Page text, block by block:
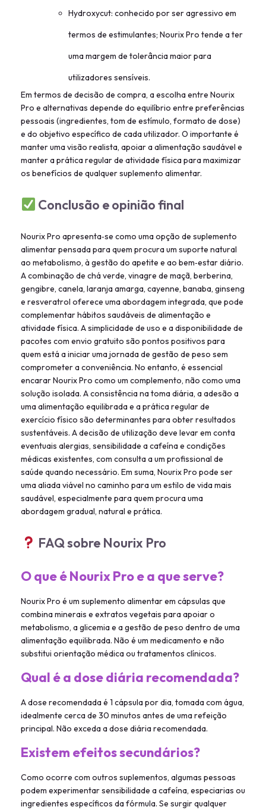
Hydroxycut: conhecido por ser agressivo em
termos de estimulantes; Nourix Pro tende a ter
uma margem de tolerância maior para
utilizadores sensíveis.
Em termos de decisão de compra, a escolha entre Nourix
Pro e alternativas depende do equilíbrio entre preferências
pessoais (ingredientes, tom de estímulo, formato de dose)
e do objetivo específico de cada utilizador. O importante é
manter uma visão realista, apoiar a alimentação saudável e
manter a prática regular de atividade física para maximizar
os benefícios de qualquer suplemento alimentar.
Conclusão e opinião final
Nourix Pro apresenta‑se como uma opção de suplemento
alimentar pensada para quem procura um suporte natural
ao metabolismo, à gestão do apetite e ao bem‑estar diário.
A combinação de chá verde, vinagre de maçã, berberina,
gengibre, canela, laranja amarga, cayenne, banaba, ginseng
e resveratrol oferece uma abordagem integrada, que pode
complementar hábitos saudáveis de alimentação e
atividade física. A simplicidade de uso e a disponibilidade de
pacotes com envio gratuito são pontos positivos para
quem está a iniciar uma jornada de gestão de peso sem
comprometer a conveniência. No entanto, é essencial
encarar Nourix Pro como um complemento, não como uma
solução isolada. A consistência na toma diária, a adesão a
uma alimentação equilibrada e a prática regular de
exercício físico são determinantes para obter resultados
sustentáveis. A decisão de utilização deve levar em conta
eventuais alergias, sensibilidade a cafeína e condições
médicas existentes, com consulta a um profissional de
saúde quando necessário. Em suma, Nourix Pro pode ser
uma aliada viável no caminho para um estilo de vida mais
saudável, especialmente para quem procura uma
abordagem gradual, natural e prática.
FAQ sobre Nourix Pro
O que é Nourix Pro e a que serve?
Nourix Pro é um suplemento alimentar em cápsulas que
combina minerais e extratos vegetais para apoiar o
metabolismo, a glicemia e a gestão de peso dentro de uma
alimentação equilibrada. Não é um medicamento e não
substitui orientação médica ou tratamentos clínicos.
Qual é a dose diária recomendada?
A dose recomendada é 1 cápsula por dia, tomada com água,
idealmente cerca de 30 minutos antes de uma refeição
principal. Não exceda a dose diária recomendada.
Existem efeitos secundários?
Como ocorre com outros suplementos, algumas pessoas
podem experimentar sensibilidade a cafeína, especiarias ou
ingredientes específicos da fórmula. Se surgir qualquer